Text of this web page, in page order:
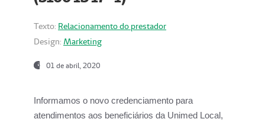
Texto: Relacionamento do prestador
Design: Marketing
01 de abril, 2020
Informamos o novo credenciamento para
atendimentos aos beneficiários da Unimed Local,